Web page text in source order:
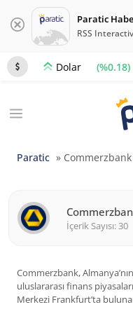
Paratic
RSS
Dolar (%0.18)
Paratic »
İçerik Sayısı: 30
Commerzbank,
uluslararası finans
Merkezi Frankfurt’ta